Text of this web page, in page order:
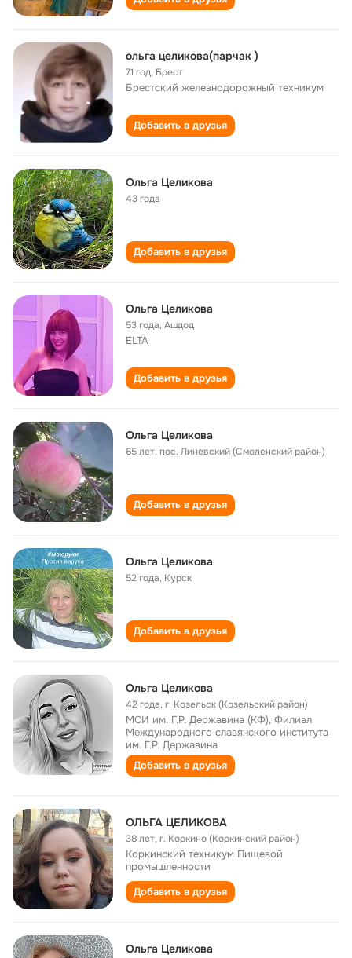
ольга целикова(парчак )
71 год, Брест
Брестский железнодорожный техникум
Добавить в друзья
Ольга Целикова
43 года
Добавить в друзья
Ольга Целикова
53 года,Ашдод
ELTA
Добавить в друзья
Ольга Целикова
65 лет,пос. Линевский (Смоленский район)
Добавить в друзья
Ольга Целикова
52 года, Курск
Добавить в друзья
Ольга Целикова
42 года,г. Козельск (Козельский район)
МСИ им. Г.Р. Державина (КФ), Филиал
Международного славянского института
им. Г.Р. Державина
Добавить в друзья
ОЛЬГА ЦЕЛИКОВА
38 лет,г. Коркино (Коркинский район)
Коркинский техникум Пищевой
промышленности
Добавить в друзья
Ольга Целикова